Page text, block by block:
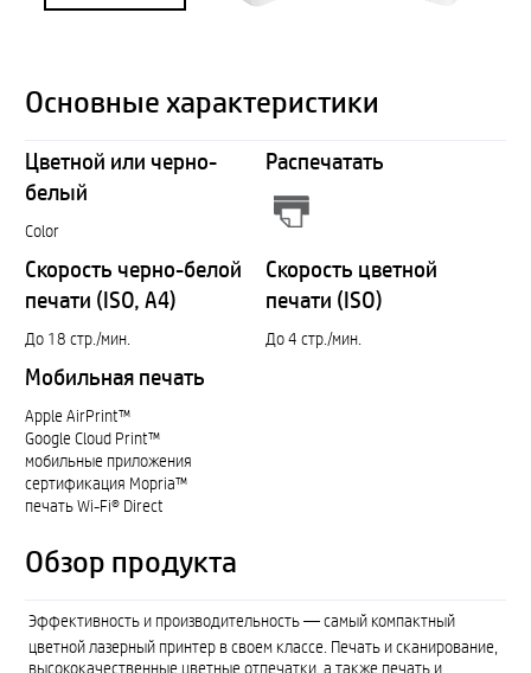
Основные характеристики
Цветной или черно-
белый
Color
Распечатать
Скорость черно-белой
печати (ISO, A4)
До 18 стр./мин.
Скорость цветной
печати (ISO)
До 4 стр./мин.
Мобильная печать
Apple AirPrint™
Google Cloud Print™
мобильные приложения
сертификация Mopria™
печать Wi-Fi® Direct
Обзор продукта
Эффективность и производительность — самый компактный
цветной лазерный принтер в своем классе . Печать и сканирование,
высококачественные цветные отпечатки, а также печать и